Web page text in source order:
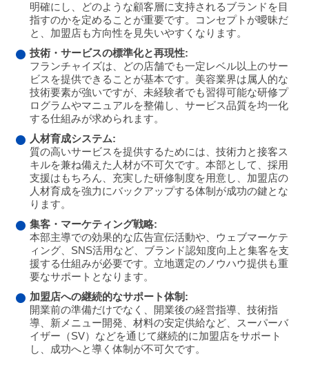
明確にし、どのような顧客層に支持されるブランドを目
指すのかを定めることが重要です。コンセプトが曖昧だ
と、加盟店も方向性を見失いやすくなります。
技術・サービスの標準化と再現性:
フランチャイズは、どの店舗でも一定レベル以上のサー
ビスを提供できることが基本です。美容業界は属人的な
技術要素が強いですが、未経験者でも習得可能な研修プ
ログラムやマニュアルを整備し、サービス品質を均一化
する仕組みが求められます。
人材育成システム:
質の高いサービスを提供するためには、技術力と接客ス
キルを兼ね備えた人材が不可欠です。本部として、採用
支援はもちろん、充実した研修制度を用意し、加盟店の
人材育成を強力にバックアップする体制が成功の鍵とな
ります。
集客・マーケティング戦略:
本部主導での効果的な広告宣伝活動や、ウェブマーケテ
ィング、SNS活用など、ブランド認知度向上と集客を支
援する仕組みが必要です。立地選定のノウハウ提供も重
要なサポートとなります。
加盟店への継続的なサポート体制:
開業前の準備だけでなく、開業後の経営指導、技術指
導、新メニュー開発、材料の安定供給など、スーパーバ
イザー（SV）などを通じて継続的に加盟店をサポート
し、成功へと導く体制が不可欠です。